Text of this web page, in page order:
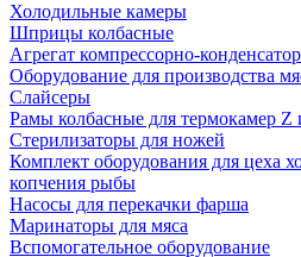
Холодильные камеры
Шприцы колбасные
Агрегат компрессорно-
Оборудование для производства
Слайсеры
Рамы колбасные для термокамер Z
Стерилизаторы для ножей
Комплект оборудования для цеха
копчения рыбы
Насосы для перекачки фарша
Маринаторы для мяса
Вспомогательное оборудование